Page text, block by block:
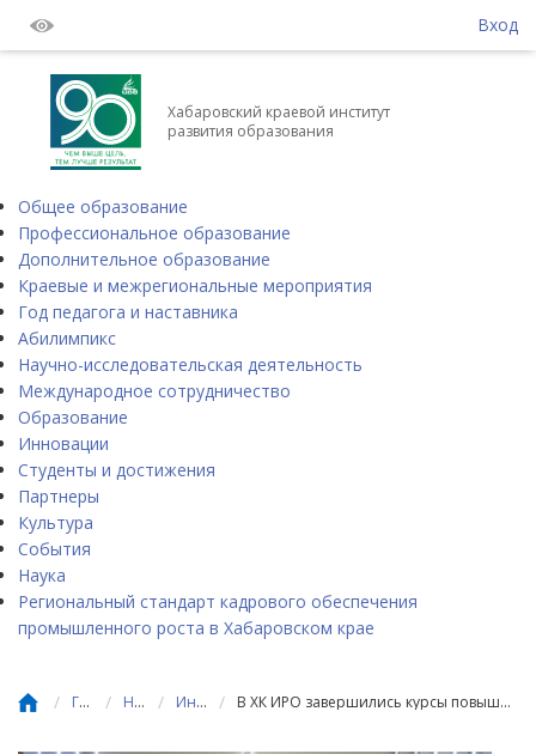
Вход
Хабаровский краевой институт
развития образования
Общее образование
Профессиональное образование
Дополнительное образование
Краевые и межрегиональные мероприятия
Год педагога и наставника
Абилимпикс
Научно-исследовательская деятельность
Международное сотрудничество
Образование
Инновации
Студенты и достижения
Партнеры
Культура
События
Наука
Региональный стандарт кадрового обеспечения
промышленного роста в Хабаровском крае
/ Главная / Новости / Инновации / В ХК ИРО завершились курсы повышения квалификации «Пять шагов до старта успешной инновации»